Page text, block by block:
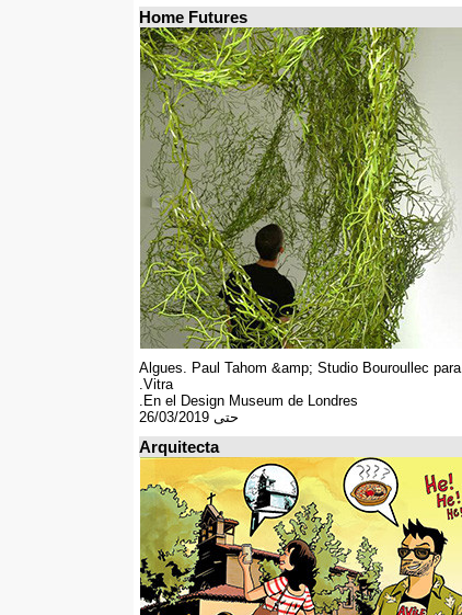
Home Futures
Algues. Paul Tahom &amp; Studio Bouroullec para
Vitra.
En el Design Museum de Londres.
حتى 26/03/2019
Arquitecta